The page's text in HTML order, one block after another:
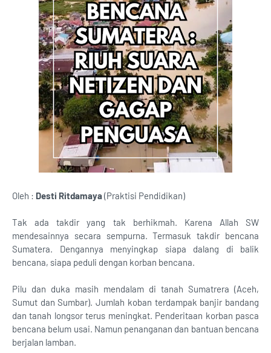
Oleh : Desti Ritdamaya(Praktisi Pendidikan)
Tak ada takdir yang tak berhikmah. Karena Allah SW
mendesainnya secara sempurna. Termasuk takdir bencana
Sumatera. Dengannya menyingkap siapa dalang di balik
bencana, siapa peduli dengan korban bencana.
Pilu dan duka masih mendalam di tanah Sumatrera (Aceh,
Sumut dan Sumbar). Jumlah koban terdampak banjir bandang
dan tanah longsor terus meningkat. Penderitaan korban pasca
bencana belum usai. Namun penanganan dan bantuan bencana
berjalan lamban.